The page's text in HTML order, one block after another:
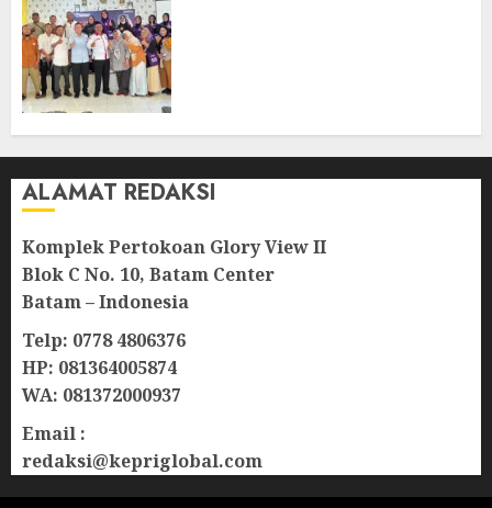
08/08/2026 0
ALAMAT REDAKSI
Komplek Pertokoan Glory View II
Blok C No. 10, Batam Center
Batam – Indonesia
Telp: 0778 4806376
HP: 081364005874
WA: 081372000937
Email :
redaksi@kepriglobal.com